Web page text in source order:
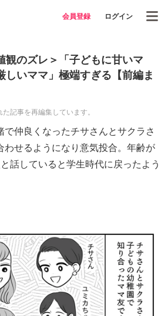
会員登録 ログイン
観のズレ＞「子どもに甘いマ
しいママ」極端すぎる【前編ま
記事を再編集しています。
で仲良くなったチサさんとサクラさ
わせるようになり意気投合。年齢が
話していると学生時代に戻ったよう